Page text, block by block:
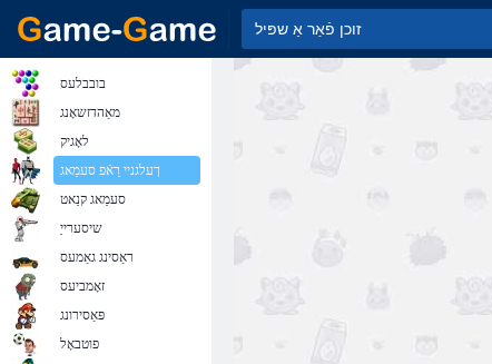
בובבלעס
מאַהדזשאָנג
לאָגיק
ךעלגניי רַאֿפ סעמַאג
סעמַאג קנַאט
שיסערייַ
ראַסינג גאַמעס
זאָמביעס
פּאַסירונג
פוטבאָל